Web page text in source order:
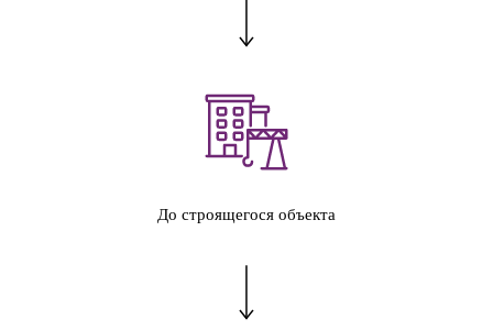
До строящегося объекта